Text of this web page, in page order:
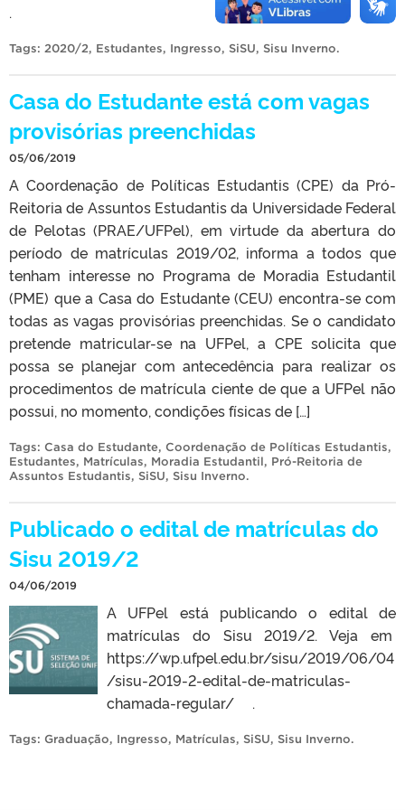
.
Tags: 2020/2, Estudantes, Ingresso, SiSU, Sisu Inverno.
Casa do Estudante está com vagas
provisórias preenchidas
05/06/2019
A Coordenação de Políticas Estudantis (CPE) da Pró-
Reitoria de Assuntos Estudantis da Universidade Federal
de Pelotas (PRAE/UFPel), em virtude da abertura do
período de matrículas 2019/02, informa a todos que
tenham interesse no Programa de Moradia Estudantil
(PME) que a Casa do Estudante (CEU) encontra-se com
todas as vagas provisórias preenchidas. Se o candidato
pretende matricular-se na UFPel, a CPE solicita que
possa se planejar com antecedência para realizar os
procedimentos de matrícula ciente de que a UFPel não
possui, no momento, condições físicas de […]
Tags: Casa do Estudante, Coordenação de Políticas Estudantis,
Estudantes, Matrículas, Moradia Estudantil, Pró-Reitoria de
Assuntos Estudantis, SiSU, Sisu Inverno.
Publicado o edital de matrículas do
Sisu 2019/2
04/06/2019
A UFPel está publicando o edital de
matrículas do Sisu 2019/2. Veja em
https://wp.ufpel.edu.br/sisu/2019/06/04
/sisu-2019-2-edital-de-matriculas-
chamada-regular/ .
Tags: Graduação, Ingresso, Matrículas, SiSU, Sisu Inverno.